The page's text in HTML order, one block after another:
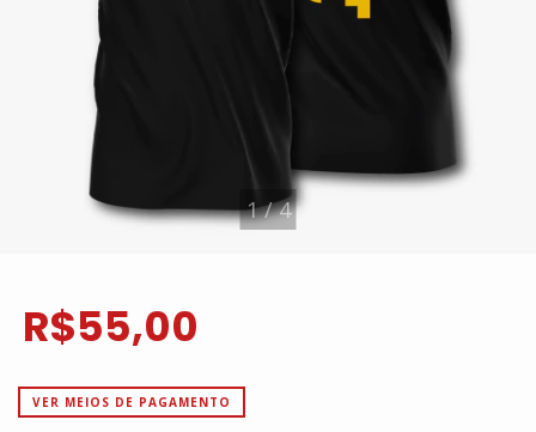
1/4
R$55,00
VER MEIOS DE PAGAMENTO